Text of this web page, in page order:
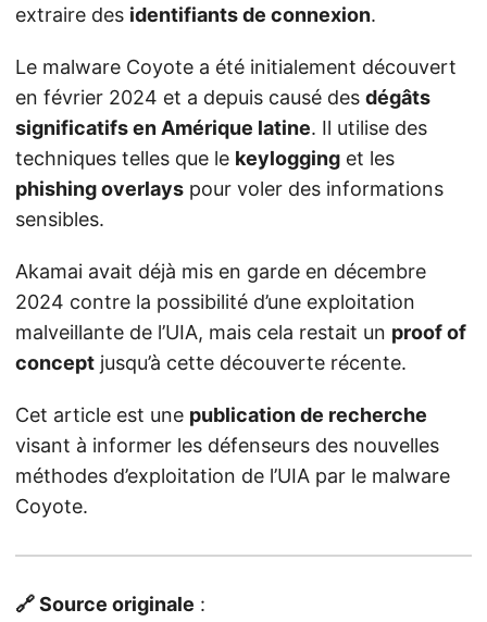
extraire des identifiants de connexion.
Le malware Coyote a été initialement découvert
en février 2024 et a depuis causé des dégâts
significatifs en Amérique latine. Il utilise des
techniques telles que le keylogging et les
phishing overlays pour voler des informations
sensibles.
Akamai avait déjà mis en garde en décembre
2024 contre la possibilité d’une exploitation
malveillante de l’UIA, mais cela restait un proof of
concept jusqu’à cette découverte récente.
Cet article est une publication de recherche
visant à informer les défenseurs des nouvelles
méthodes d’exploitation de l’UIA par le malware
Coyote.
🔗 Source originale :